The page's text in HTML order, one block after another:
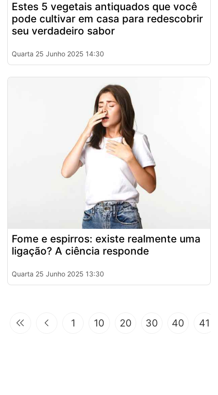
Estes 5 vegetais antiquados que você
pode cultivar em casa para redescobrir
seu verdadeiro sabor
Quarta 25 Junho 2025 14:30
Fome e espirros: existe realmente uma
ligação? A ciência responde
Quarta 25 Junho 2025 13:30
1 10 20 30 40 41